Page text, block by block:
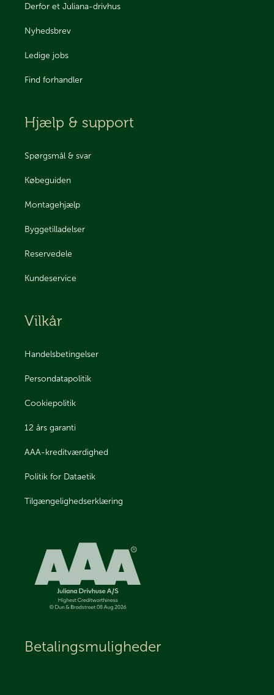
Derfor et Juliana-drivhus
Nyhedsbrev
Ledige jobs
Find forhandler
Hjælp & support
Spørgsmål & svar
Købeguiden
Montagehjælp
Byggetilladelser
Reservedele
Kundeservice
Vilkår
Handelsbetingelser
Persondatapolitik
Cookiepolitik
12 års garanti
AAA-kreditværdighed
Politik for Dataetik
Tilgængelighedserklæring
Betalingsmuligheder